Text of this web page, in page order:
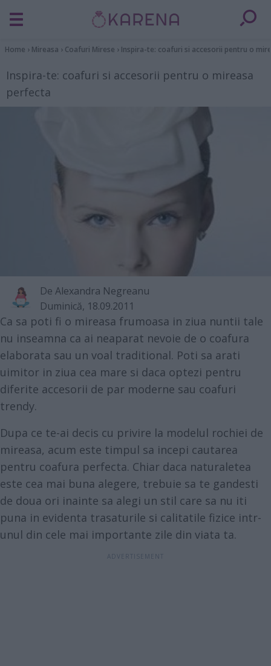
Home › Mireasa › Coafuri Mirese › Inspira-te: coafuri si accesorii pentru o
Inspira-te: coafuri si accesorii pentru o mireasa
perfecta
De Alexandra Negreanu
Duminică, 18.09.2011
Ca sa poti fi o mireasa frumoasa in ziua nuntii tale
nu inseamna ca ai neaparat nevoie de o coafura
elaborata sau un voal traditional. Poti sa arati
uimitor in ziua cea mare si daca optezi pentru
diferite accesorii de par moderne sau coafuri
trendy.
Dupa ce te-ai decis cu privire la modelul rochiei de
mireasa, acum este timpul sa incepi cautarea
pentru coafura perfecta. Chiar daca naturaletea
este cea mai buna alegere, trebuie sa te gandesti
de doua ori inainte sa alegi un stil care sa nu iti
puna in evidenta trasaturile si calitatile fizice intr-
unul din cele mai importante zile din viata ta.